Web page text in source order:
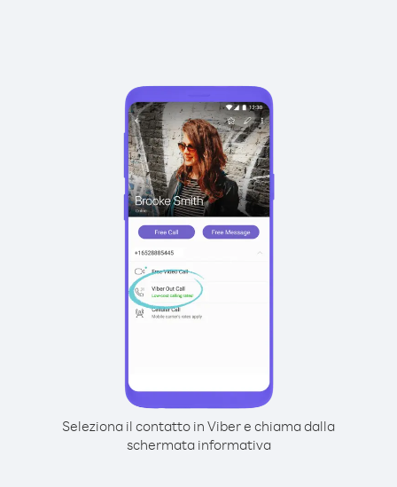
Seleziona il contatto in Viber e chiama dalla
schermata informativa